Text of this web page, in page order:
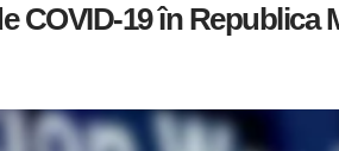
COVID-19 în Republica